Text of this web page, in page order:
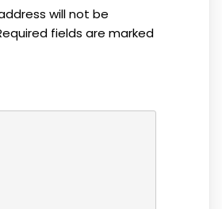
will not be
fields are marked